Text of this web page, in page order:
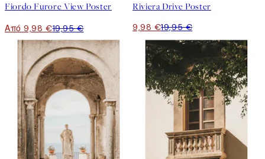
Fiordo Furore View Poster
Από 9,98 €19,95 €
Riviera Drive Poster
9,98 €19,95 €